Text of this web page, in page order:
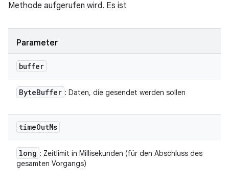
Methode aufgerufen wird. Es ist
Parameter
buffer
ByteBuffer : Daten, die gesendet werden sollen
timeOutMs
long : Zeitlimit in Millisekunden (für den Abschluss des
gesamten Vorgangs)